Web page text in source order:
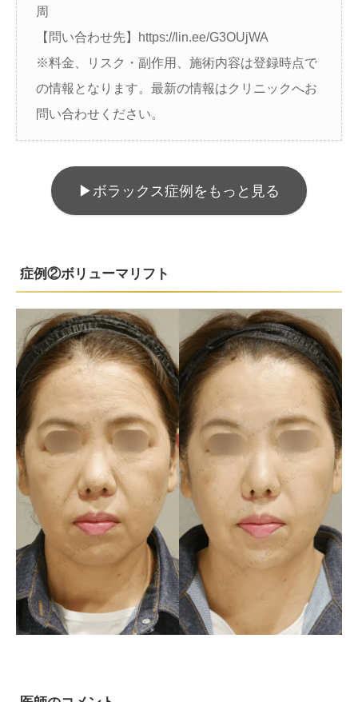
周
【問い合わせ先】https://lin.ee/G3OUjWA
※料金、リスク・副作用、施術内容は登録時点で
の情報となります。最新の情報はクリニックへお
問い合わせください。
▶︎ボラックス症例をもっと見る
症例②ボリューマリフト